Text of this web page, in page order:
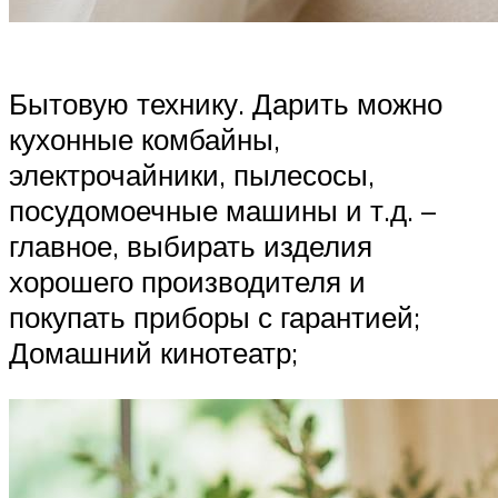
Бытовую технику. Дарить можно
кухонные комбайны,
электрочайники, пылесосы,
посудомоечные машины и т.д. –
главное, выбирать изделия
хорошего производителя и
покупать приборы с гарантией;
Домашний кинотеатр;